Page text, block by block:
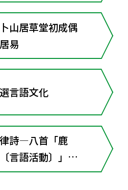
山居草堂初成偶
易
言語文化
詩―八首「鹿
言語活動〕」
西」「黄鶴楼送